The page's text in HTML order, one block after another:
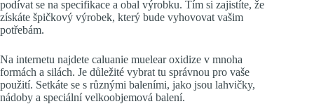
podívat se na specifikace a obal výrobku. Tím si zajistíte, že
získáte špičkový výrobek, který bude vyhovovat vašim
potřebám.
Na internetu najdete caluanie muelear oxidize v mnoha
formách a silách. Je důležité vybrat tu správnou pro vaše
použití. Setkáte se s různými baleními, jako jsou lahvičky,
nádoby a speciální velkoobjemová balení.